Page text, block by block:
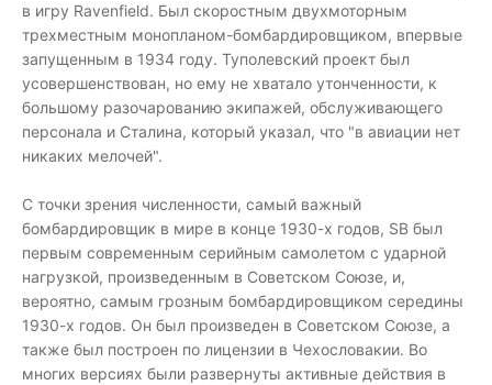
в игру Ravenfield. Был скоростным двухмоторным
трехместным монопланом-бомбардировщиком, впервые
запущенным в 1934 году. Туполевский проект был
усовершенствован, но ему не хватало утонченности, к
большому разочарованию экипажей, обслуживающего
персонала и Сталина, который указал, что "в авиации нет
никаких мелочей".
С точки зрения численности, самый важный
бомбардировщик в мире в конце 1930-х годов, SB был
первым современным серийным самолетом с ударной
нагрузкой, произведенным в Советском Союзе, и,
вероятно, самым грозным бомбардировщиком середины
1930-х годов. Он был произведен в Советском Союзе, а
также был построен по лицензии в Чехословакии. Во
многих версиях были развернуты активные действия в